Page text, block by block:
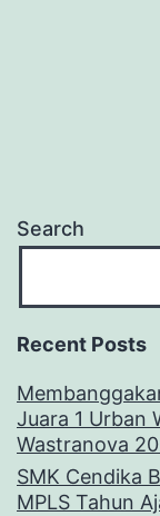
Search
Recent Posts
Juara 1 Urban
Wastranova
SMK Cendika
MPLS Tahun